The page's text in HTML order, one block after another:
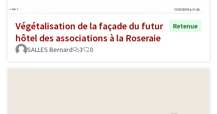
Végétalisation de la façade du futur
hôtel des associations à la Roseraie
Retenue
SALLES Bernard 3 0